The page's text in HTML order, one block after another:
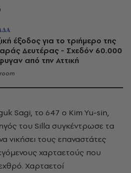
έξοδος για το τριήμερο της
Δευτέρας - Σχεδόν 60.000
από την Αττική
Sagi, το 647 ο Kim Yu-sin,
του Silla συγκέντρωσε τα
νικήσει τους επαναστάτες
χαρταετούς που
Χαρταετοί